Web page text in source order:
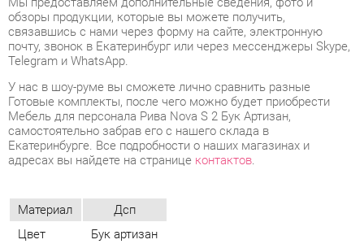
У нас в шоу-руме вы сможете лично сравнить разные
Готовые комплекты, после чего можно будет приобрести
Мебель для персонала Рива Nova S 2 Бук Артизан,
самостоятельно забрав его с нашего склада в
Екатеринбурге. Все подробности о наших магазинах и
адресах вы найдете на странице
Материал
Дсп
Цвет
Бук артизан
ОТЗЫВЫ
Пока нет отзывов, поделитесь первым своим мнением.